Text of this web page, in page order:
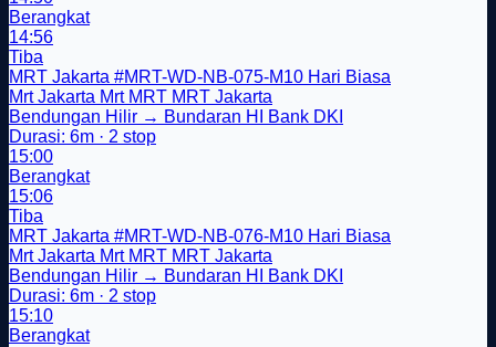
Berangkat
14:56
Tiba
MRT Jakarta #MRT-WD-NB-075-M10 Hari Biasa
Mrt Jakarta Mrt MRT MRT Jakarta
Bendungan Hilir → Bundaran HI Bank DKI
Durasi: 6m · 2 stop
15:00
Berangkat
15:06
Tiba
MRT Jakarta #MRT-WD-NB-076-M10 Hari Biasa
Mrt Jakarta Mrt MRT MRT Jakarta
Bendungan Hilir → Bundaran HI Bank DKI
Durasi: 6m · 2 stop
15:10
Berangkat